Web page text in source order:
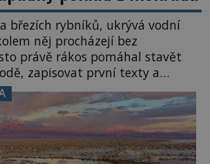
březích rybníků, ukrývá vodní
něj procházejí bez
právě rákos pomáhal stavět
zapisovat první texty a
Tato skromná, ale
provází člověka už tisíce let.
rákos jen jako obyčejnou kulisu
Stačí se však podívat […]